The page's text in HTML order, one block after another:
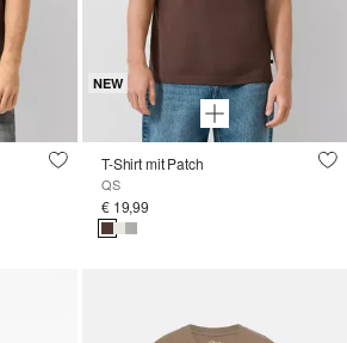
NEW
T-Shirt mit Patch
QS
€ 19,99